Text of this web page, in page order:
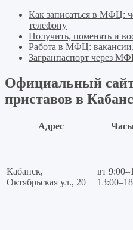
Как записаться в МФЦ:
телефону
Получить, поменять и
Работа в МФЦ: вакансии,
Загранпаспорт через
Официальный сайт
приставов в
Адрес
Кабанск,
Октябрьская ул., 20
вт